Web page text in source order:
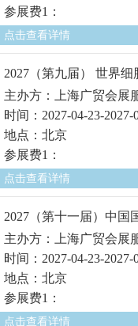
参展费1：
点击查看详情
2027（第九届） 世界
主办方：上海广贸会展
时间：2027-04-23-2027-
地点：北京
参展费1：
点击查看详情
2027（第十一届）中国
主办方：上海广贸会展
时间：2027-04-23-2027-
地点：北京
参展费1：
点击查看详情